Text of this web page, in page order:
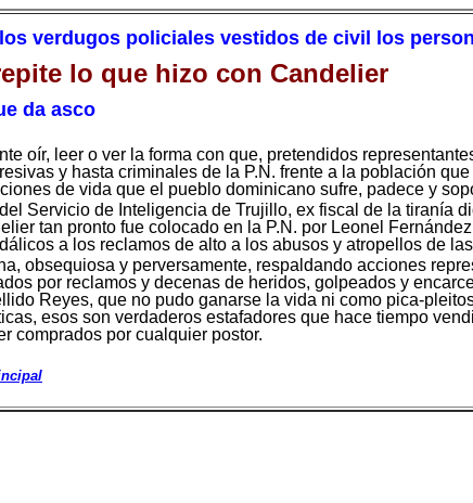
verdugos policiales vestidos de civil los
lo que hizo con Candelier
da asco
oír, leer o ver la forma con que, pretendidos
y hasta criminales de la P.N. frente a la población
de vida que el pueblo dominicano sufre, padece y
Servicio de Inteligencia de Trujillo, ex fiscal de la tiranía
tan pronto fue colocado en la P.N. por Leonel
a los reclamos de alto a los abusos y atropellos de
obsequiosa y perversamente, respaldando acciones
por reclamos y decenas de heridos, golpeados y
Reyes, que no pudo ganarse la vida ni como pica-
esos son verdaderos estafadores que hace tiempo
comprados por cualquier postor.